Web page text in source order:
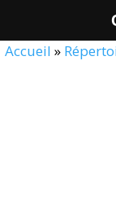
Accueil »